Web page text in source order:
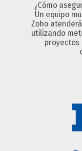
¿Cómo
Un equipo
Zoho
utilizando
proyectos